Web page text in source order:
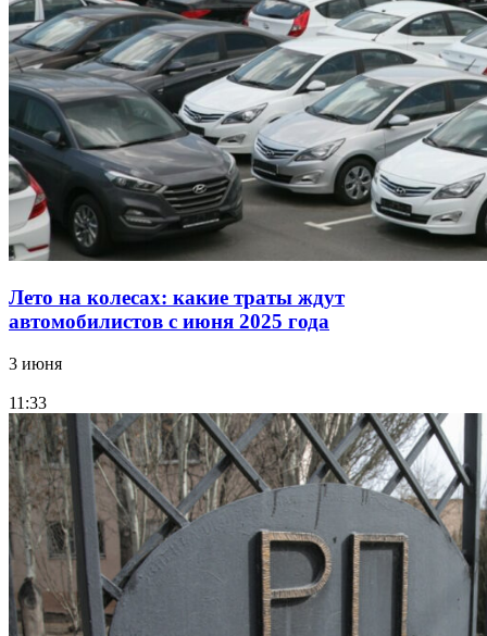
Лето на колесах: какие траты ждут
автомобилистов с июня 2025 года
3 июня
11:33